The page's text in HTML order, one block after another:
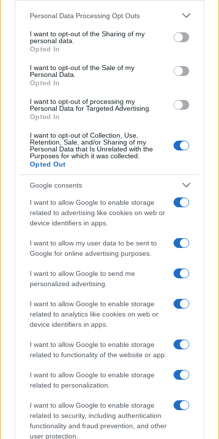
Personal Data Processing Opt Outs
I want to opt-out of the Sharing of my
personal data.
Opted In
I want to opt-out of the Sale of my
Personal Data.
Opted In
I want to opt-out of processing my
Personal Data for Targeted Advertising.
Opted In
I want to opt-out of Collection, Use,
Retention, Sale, and/or Sharing of my
Personal Data that Is Unrelated with the
Purposes for which it was collected.
Opted Out
Google consents
I want to allow Google to enable storage
related to advertising like cookies on web or
device identifiers in apps.
I want to allow my user data to be sent to
Google for online advertising purposes.
I want to allow Google to send me
personalized advertising.
I want to allow Google to enable storage
related to analytics like cookies on web or
device identifiers in apps.
I want to allow Google to enable storage
related to functionality of the website or app.
I want to allow Google to enable storage
related to personalization.
I want to allow Google to enable storage
related to security, including authentication
functionality and fraud prevention, and other
user protection.
Medici di famiglia, ecco cosa cambia con la
Il governo evita lo scontro ma
rinuncia alla riforma più
ambiziosa
Il punto politico più rilevante è però un altro.
L’accordo salva la presenza dei medici nelle
Case di Comunità ma accantona, almeno per il
momento, la parte più innovativa della
riforma immaginata dal ministero.
Nelle versioni iniziali del progetto si era infatti
ipotizzato anche il passaggio al rapporto di lavoro
dipendente per una quota dei medici di famiglia,
superando almeno in parte l’attuale sistema della
convenzione. Una prospettiva che aveva
provocato la dura opposizione delle
organizzazioni sindacali e che nelle ultime
ridimensionata fino a scomparire dal tavolo
negoziale.
Più che una vittoria piena del governo, l’intesa
consente di rispettare le scadenze del Pnrr
senza modificare gli equilibri esistenti della
medicina generale. Le nuove strutture territoriali
ottengono una copertura minima, ma la riforma
che avrebbe dovuto cambiare l’organizzazione del